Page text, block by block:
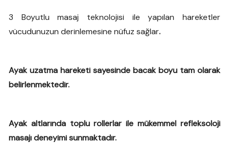
3 Boyutlu masaj teknolojisi ile yapılan hareketler
vücudunuzun derinlemesine nüfuz sağlar.
Ayak uzatma hareketi sayesinde bacak boyu tam olarak
belirlenmektedir.
Ayak altlarında toplu rollerlar ile mükemmel refleksoloji
masajı deneyimi sunmaktadır.